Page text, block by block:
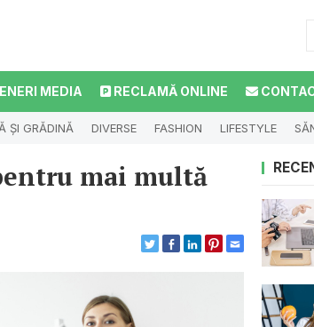
MEDIA RECLAMĂ ONLINE
ȘI GRĂDINĂ DIVERSE FASHION LIFESTYLE
mai multă